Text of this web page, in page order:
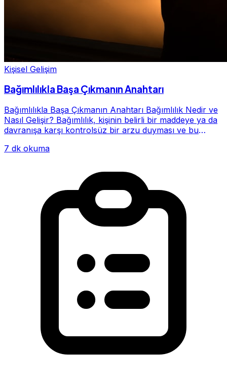
Kişisel Gelişim
Bağımlılıkla Başa Çıkmanın Anahtarı
Bağımlılıkla Başa Çıkmanın Anahtarı Bağımlılık Nedir ve
Nasıl Gelişir? Bağımlılık, kişinin belirli bir maddeye ya da
davranışa karşı kontrolsüz bir arzu duyması ve bu
7 dk okuma